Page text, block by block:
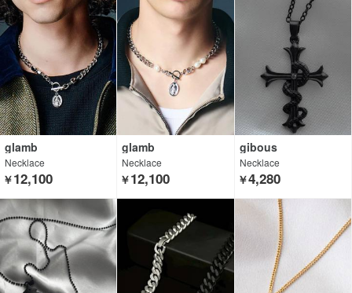
glamb
Necklace
￥12,100
glamb
Necklace
￥12,100
gibous
Necklace
￥4,280